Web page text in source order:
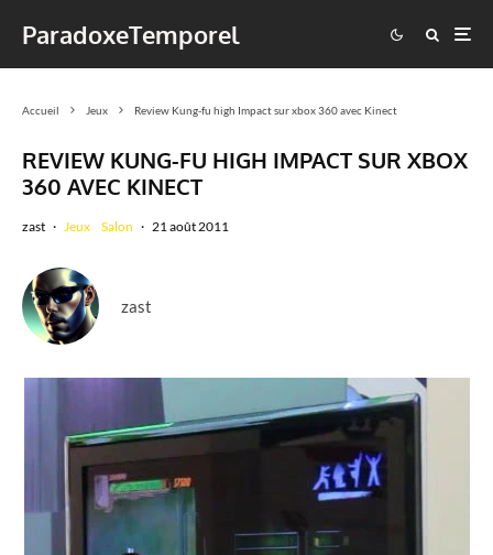
ParadoxeTemporel
Accueil Jeux Review Kung-fu high Impact sur xbox 360 avec Kinect
REVIEW KUNG-FU HIGH IMPACT SUR XBOX
360 AVEC KINECT
zast · Jeux Salon · 21 août 2011
zast